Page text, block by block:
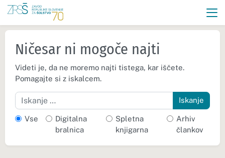
Ničesar ni mogoče najti
Videti je, da ne moremo najti tistega, kar iščete.
Pomagajte si z iskalcem.
Iskanje
Vse
Digitalna
bralnica
Spletna
knjigarna
Arhiv
člankov